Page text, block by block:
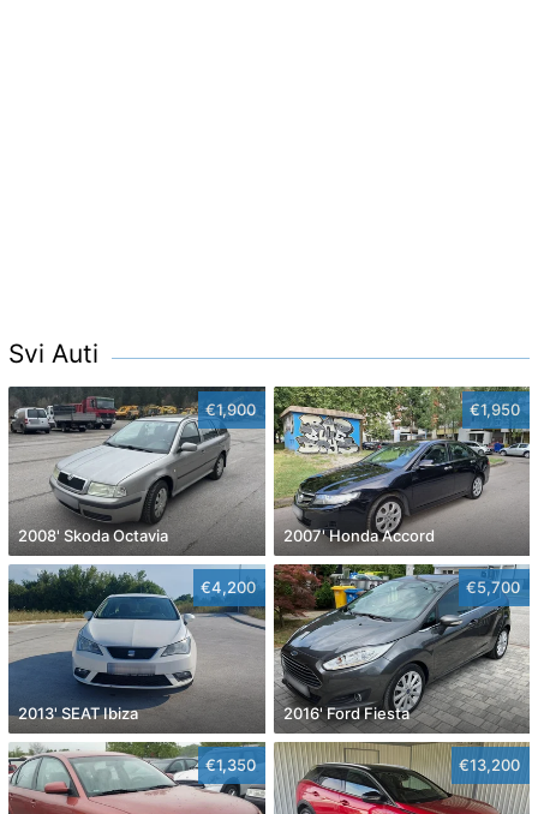
Svi Auti
€1,900
2008' Skoda Octavia
€1,950
2007' Honda Accord
€4,200
2013' SEAT Ibiza
€5,700
2016' Ford Fiesta
€1,350 €13,200